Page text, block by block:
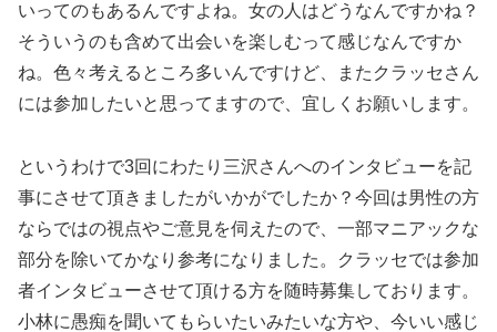
いってのもあるんですよね。女の人はどうなんですかね？
そういうのも含めて出会いを楽しむって感じなんですか
ね。色々考えるところ多いんですけど、またクラッセさん
には参加したいと思ってますので、宜しくお願いします。
というわけで3回にわたり三沢さんへのインタビューを記
事にさせて頂きましたがいかがでしたか？今回は男性の方
ならではの視点やご意見を伺えたので、一部マニアックな
部分を除いてかなり参考になりました。クラッセでは参加
者インタビューさせて頂ける方を随時募集しております。
小林に愚痴を聞いてもらいたいみたいな方や、今いい感じ